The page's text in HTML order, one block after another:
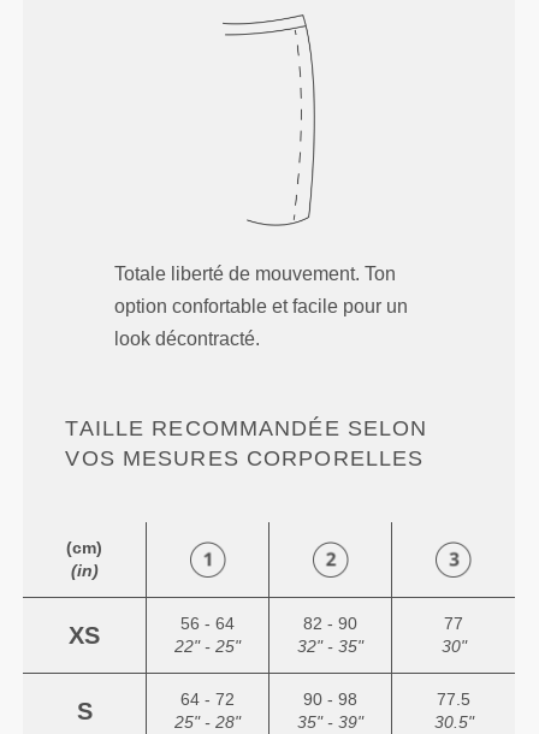
Totale liberté de mouvement. Ton
option confortable et facile pour un
look décontracté.
TAILLE RECOMMANDÉE SELON
VOS MESURES CORPORELLES
(cm)
(in)
XS
56 - 64
22" - 25"
82 - 90
32" - 35"
77
30"
S
64 - 72
25" - 28"
90 - 98
35" - 39"
77.5
30.5"